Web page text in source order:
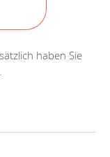
haben Sie